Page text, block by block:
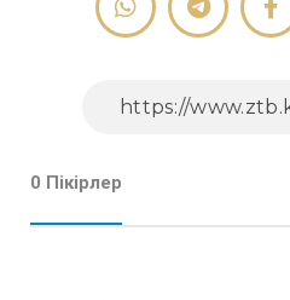
0 Пікірлер